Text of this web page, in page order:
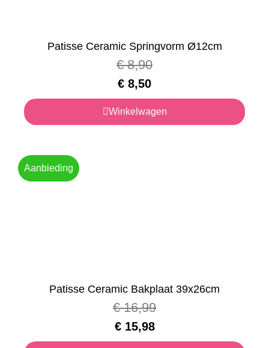
Patisse Ceramic Springvorm Ø12cm
€8,90
€ 8,50
Winkelwagen
Aanbieding
Patisse Ceramic Bakplaat 39x26cm
€16,99
€15,98